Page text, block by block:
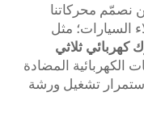
نصمّم محركاتنا
مثل
كهربائي ثلاثي
الكهربائية المضادة
تشغيل ورشة